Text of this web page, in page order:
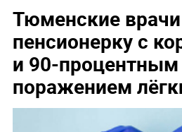
Тюменские
пенсионерку с
и 90-процентным
поражением